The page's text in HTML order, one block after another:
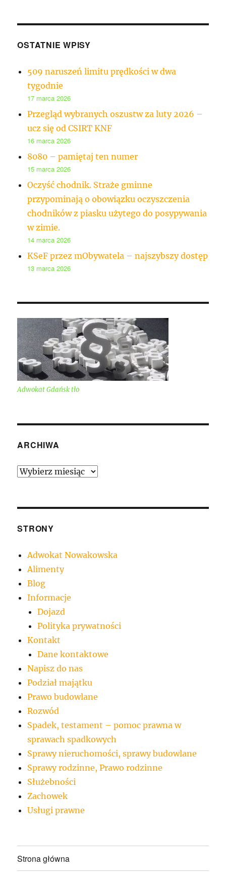
OSTATNIE WPISY
509 naruszeń limitu prędkości w dwa
tygodnie
17 marca 2026
Przegląd wybranych oszustw za luty 2026 –
ucz się od CSIRT KNF
16 marca 2026
8080 – pamiętaj ten numer
15 marca 2026
Oczyść chodnik. Straże gminne
przypominają o obowiązku oczyszczenia
chodników z piasku użytego do posypywania
w zimie.
14 marca 2026
KSeF przez mObywatela – najszybszy dostęp
13 marca 2026
Adwokat Gdańsk tło
ARCHIWA
Archiwa
STRONY
Adwokat Nowakowska
Alimenty
Blog
Informacje
Dojazd
Polityka prywatności
Kontakt
Dane kontaktowe
Napisz do nas
Podział majątku
Prawo budowlane
Rozwód
Spadek, testament – pomoc prawna w
sprawach spadkowych
Sprawy nieruchomości, sprawy budowlane
Sprawy rodzinne, Prawo rodzinne
Służebności
Zachowek
Usługi prawne
Strona główna